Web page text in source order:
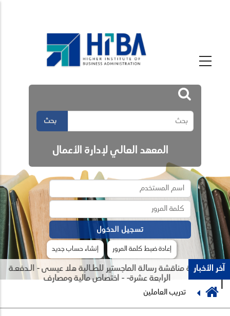
بحث
المعهد العالي لإدارة الأعمال
إنشاء حساب جديد إعادة ضبط كلمة المرور
آخر الأخبارجلسة مناقشة رسالة الماجستير للطـالبة هلا عيسى - الـدفعـة
الرابعة عشرة- - اختصاص مالية ومصارف
Previous
Next
Breadcrumb
تدريب العاملين